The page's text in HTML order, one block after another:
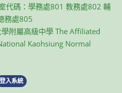
代碼：學務處801 教務處802 輔
務處805
附屬高級中學 The Affiliated
Kaohsiung Normal
登入系統